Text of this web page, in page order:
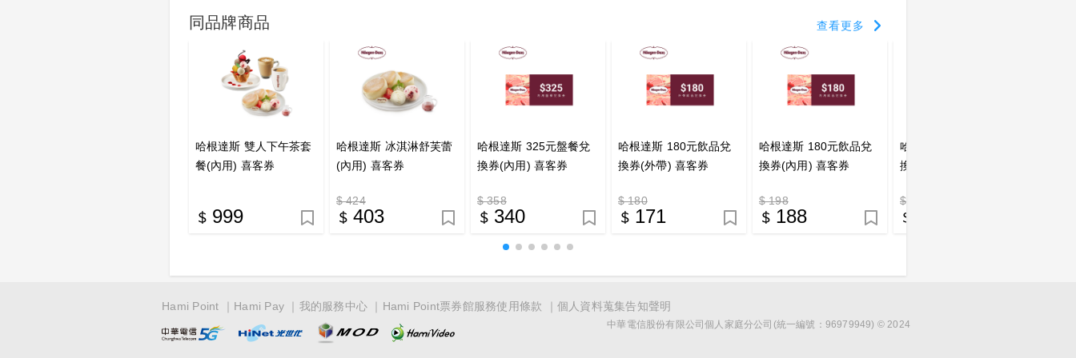
同品牌商品 查看更多
哈根達斯 雙人下午茶套
餐(內用) 喜客券
999
哈根達斯 冰淇淋舒芙蕾
(內用) 喜客券
$ 424
403
哈根達斯 325元盤餐兌
換券(內用) 喜客券
$ 358
340
哈根達斯 180元飲品兌
換券(外帶) 喜客券
$ 180
171
哈根達斯 180元飲品兌
換券(內用) 喜客券
$ 198
188
哈根達斯 150元飲品兌
換券(外帶) 喜客券
$ 150
Hami Point Hami Pay 我的服務中心 Hami Point票券館服務使用條款 個人資料蒐集告知聲明
中華電信股份有限公司個人家庭分公司(統一編號：96979949) © 2024